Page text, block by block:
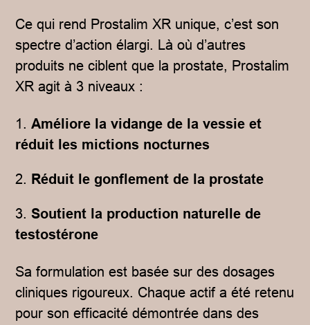
Ce qui rend Prostalim XR unique, c’est son
spectre d’action élargi. Là où d’autres
produits ne ciblent que la prostate, Prostalim
XR agit à 3 niveaux :
Améliore la vidange de la vessie et
réduit les mictions nocturnes
Réduit le gonflement de la prostate
Soutient la production naturelle de
testostérone
Sa formulation est basée sur des dosages
cliniques rigoureux. Chaque actif a été retenu
pour son efficacité démontrée dans des